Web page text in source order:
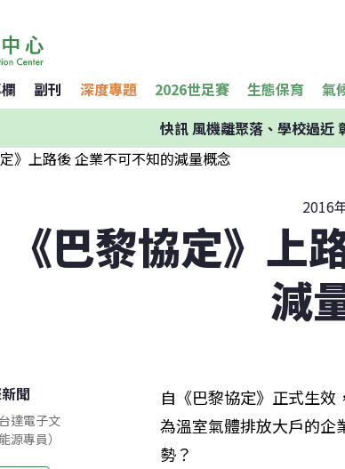
副刊 深度專題 2026世足賽 生態保育 氣
快訊風機離聚落、學校過近
2016
《巴黎協定》上
減
聞
達電子文
源專員）
自《巴黎協定》正式生
為溫室氣體排放大戶的企
勢？